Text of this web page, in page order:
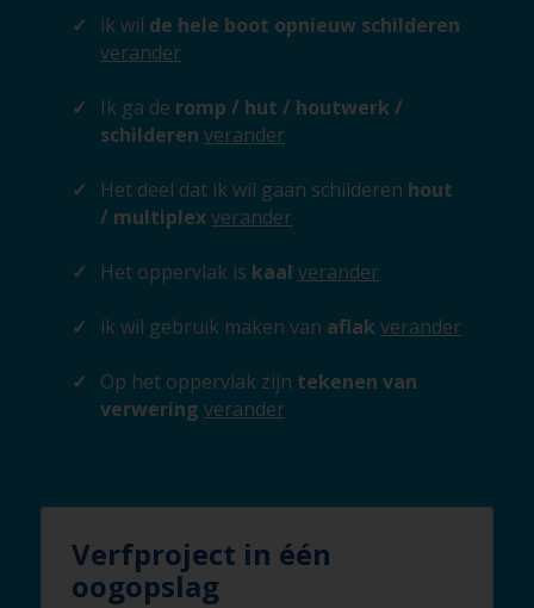
ik wil de hele boot opnieuw schilderen
verander
Ik ga de romp / hut / houtwerk /
schilderen verander
Het deel dat ik wil gaan schilderen hout
/ multiplexverander
Het oppervlak is kaal verander
ik wil gebruik maken van aflak verander
Op het oppervlak zijn tekenen van
verwering verander
Verfproject in één
oogopslag